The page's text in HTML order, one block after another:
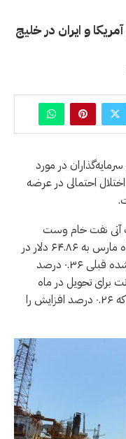
و ایران در خلیج
در مورد
احتمالی در عرضه
آتی نفت خام وست
تگزاس اینترمدیت (WTI) برای تحویل در ماه مارس به ۶۴.۸۶ دلار در
هر بشکه رسید که نسبت به قیمت بسته شده قبلی ۰.۳۶ درصد
برای تحویل در ماه
آوریل نیز به ۶۹.۵۸ دلار در هر بشکه رسید که ۰.۲۶ درصد افزایش را